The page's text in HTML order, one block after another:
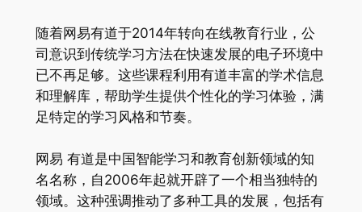
随着网易有道于2014年转向在线教育行业，公
司意识到传统学习方法在快速发展的电子环境中
已不再足够。这些课程利用有道丰富的学术信息
和理解库，帮助学生提供个性化的学习体验，满
足特定的学习风格和节奏。
网易 有道是中国智能学习和教育创新领域的知
名名称，自2006年起就开辟了一个相当独特的
领域。这种强调推动了多种工具的发展，包括有